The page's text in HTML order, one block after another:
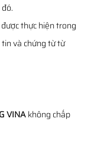
thực hiện trong
và chứng từ từ
VINAkhông chấp